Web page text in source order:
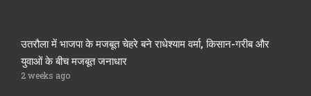
उतरौला में भाजपा के मजबूत चेहरे बने राधेश्याम वर्मा, किसान-गरीब और
युवाओं के बीच मजबूत जनाधार
2 weeks ago